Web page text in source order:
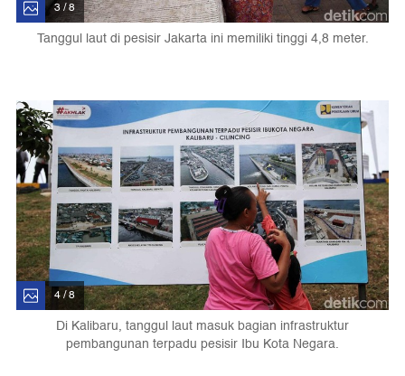
3 / 8
Tanggul laut di pesisir Jakarta ini memiliki tinggi 4,8 meter.
4 / 8
Di Kalibaru, tanggul laut masuk bagian infrastruktur
pembangunan terpadu pesisir Ibu Kota Negara.